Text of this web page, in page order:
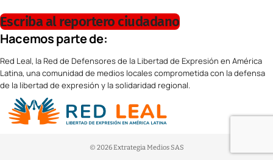
Escriba al reportero ciudadano
Hacemos parte de:
Red Leal, la Red de Defensores de la Libertad de Expresión en América
Latina, una comunidad de medios locales comprometida con la defensa
de la libertad de expresión y la solidaridad regional.
© 2026 Extrategia Medios SAS